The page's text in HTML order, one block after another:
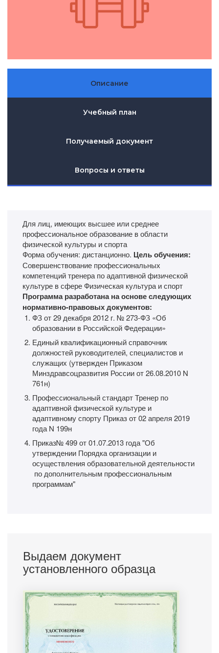
Описание
Учебный план
Получаемый документ
Вопросы и ответы
Для лиц, имеющих высшее или среднее
профессиональное образование в области
физической культуры и спорта
Форма обучения: дистанционно. Цель обучения:
Совершенствование профессиональных
компетенций тренера по адаптивной физической
культуре в сфере Физическая культура и спорт
Программа разработана на основе следующих
нормативно-правовых документов:
ФЗ от 29 декабря 2012 г. № 273-ФЗ «Об
образовании в Российской Федерации»
Единый квалификационный справочник
должностей руководителей, специалистов и
служащих (утвержден Приказом
Минздравсоцразвития России от 26.08.2010 N
761н)
Профессиональный стандарт Тренер по
адаптивной физической культуре и
адаптивному спорту Приказ от 02 апреля 2019
года N 199н
Приказ№ 499 от 01.07.2013 года "Об
утверждении Порядка организации и
осуществления образовательной деятельности
по дополнительным профессиональным
программам"
Выдаем документ
установленного образца